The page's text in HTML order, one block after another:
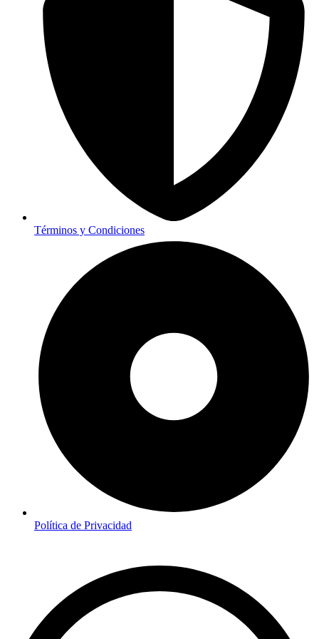
Términos y Condiciones
Política de Privacidad